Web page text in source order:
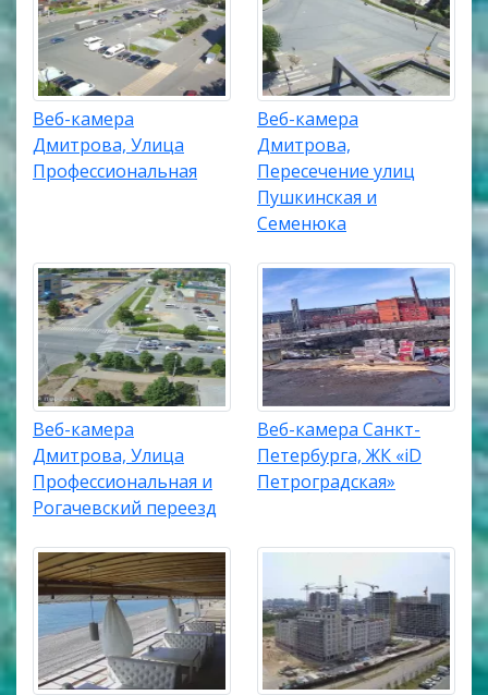
Веб-камера
Дмитрова, Улица
Профессиональная
Веб-камера
Дмитрова,
Пересечение улиц
Пушкинская и
Семенюка
Веб-камера
Дмитрова, Улица
Профессиональная и
Рогачевский переезд
Веб-камера Санкт-
Петербурга, ЖК «iD
Петроградская»